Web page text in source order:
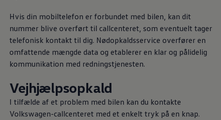
Hvis din mobiltelefon er forbundet med bilen, kan dit
nummer blive overført til callcenteret, som eventuelt tager
telefonisk kontakt til dig. Nødopkaldsservice overfører en
omfattende mængde data og etablerer en klar og pålidelig
kommunikation med redningstjenesten.
Vejhjælpsopkald
I tilfælde af et problem med bilen kan du kontakte
Volkswagen-callcenteret med et enkelt tryk på en knap.